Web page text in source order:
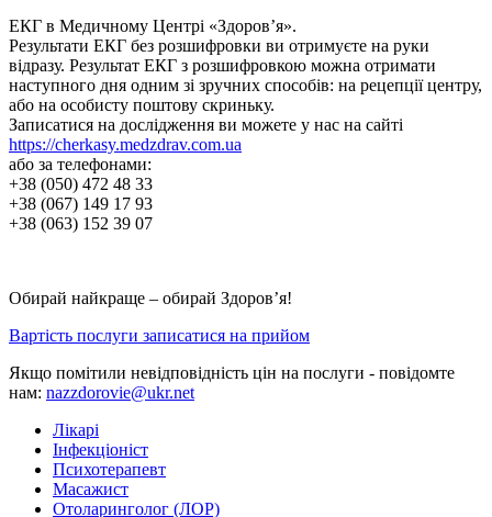
ЕКГ в Медичному Центрі «Здоров’я».
Результати ЕКГ без розшифровки ви отримуєте на руки
відразу. Результат ЕКГ з розшифровкою можна отримати
наступного дня одним зі зручних способів: на рецепції центру,
або на особисту поштову скриньку.
Записатися на дослідження ви можете у нас на сайті
https://cherkasy.medzdrav.com.ua
або за телефонами:
+38 (050) 472 48 33
+38 (067) 149 17 93
+38 (063) 152 39 07
Обирай найкраще – обирай Здоров’я!
Вартість послуги записатися на прийом
Якщо помітили невідповідність цін на послуги - повідомте
нам: nazzdorovie@ukr.net
Лікарі
Інфекціоніст
Психотерапевт
Масажист
Отоларинголог (ЛОР)